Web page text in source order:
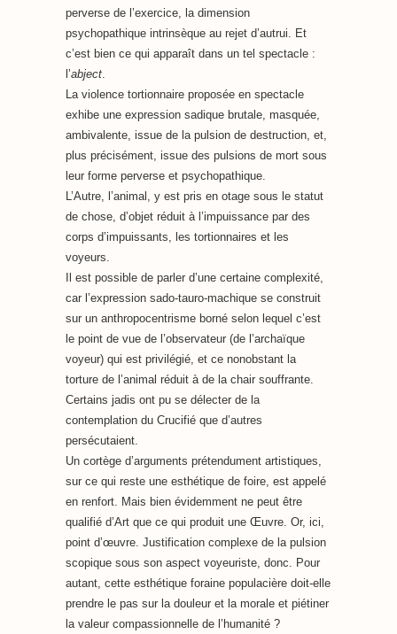
perverse de l’exercice, la dimension
psychopathique intrinsèque au rejet d’autrui. Et
c’est bien ce qui apparaît dans un tel spectacle :
l’abject.
La violence tortionnaire proposée en spectacle
exhibe une expression sadique brutale, masquée,
ambivalente, issue de la pulsion de destruction, et,
plus précisément, issue des pulsions de mort sous
leur forme perverse et psychopathique.
L’Autre, l’animal, y est pris en otage sous le statut
de chose, d’objet réduit à l’impuissance par des
corps d’impuissants, les tortionnaires et les
voyeurs.
Il est possible de parler d’une certaine complexité,
car l’expression sado-tauro-machique se construit
sur un anthropocentrisme borné selon lequel c’est
le point de vue de l’observateur (de l’archaïque
voyeur) qui est privilégié, et ce nonobstant la
torture de l’animal réduit à de la chair souffrante.
Certains jadis ont pu se délecter de la
contemplation du Crucifié que d’autres
persécutaient.
Un cortège d’arguments prétendument artistiques,
sur ce qui reste une esthétique de foire, est appelé
en renfort. Mais bien évidemment ne peut être
qualifié d’Art que ce qui produit une Œuvre. Or, ici,
point d’œuvre. Justification complexe de la pulsion
scopique sous son aspect voyeuriste, donc. Pour
autant, cette esthétique foraine populacière doit-elle
prendre le pas sur la douleur et la morale et piétiner
la valeur compassionnelle de l’humanité ?